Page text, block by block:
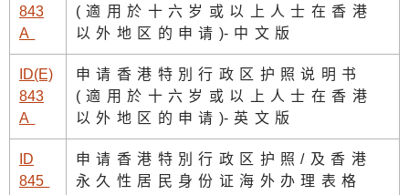
843
A
(適用於十六岁或以上人士在香港
以外地区的申请 )-中文版
ID(E)
843
A
申请香港特別行政区护照说明书
(適用於十六岁或以上人士在香港
以外地区的申请 )-英文版
ID
845
申请香港特別行政区护照/及香港
永久性居民身份证海外办理表格